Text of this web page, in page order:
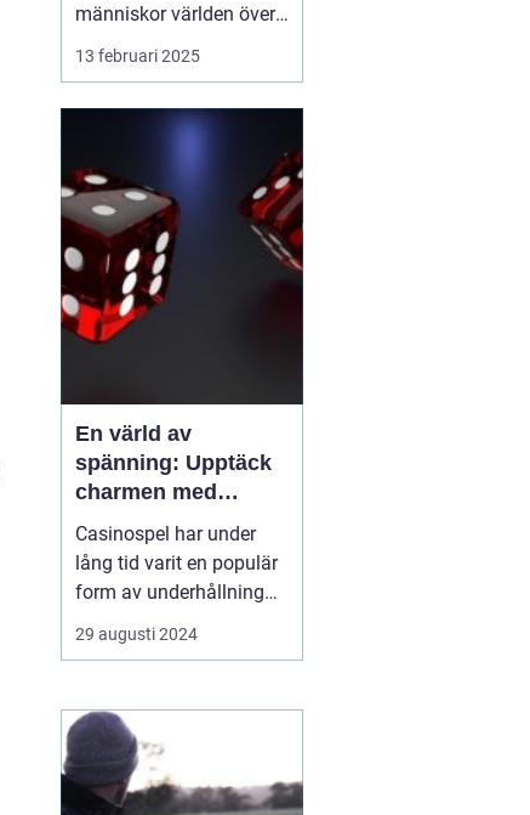
människor världen över
med sin unika
och tur. Från de
traditionella spelhålorna
i Las Vegas till dagens
moderna
onlineplattformar har ...
13 februari 2025
En värld av
spänning: Upptäck
charmen med
casino
Casinospel har under
lång tid varit en populär
form av underhållning
världen över. Från de
glittrande casinogolven i
spelhallarnas neonljus
online, erbjuder
casinovärlden en unik
mix av...
29 augusti 2024